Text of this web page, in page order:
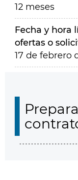
12 meses
Fecha y hora
ofertas o
17 de febrero